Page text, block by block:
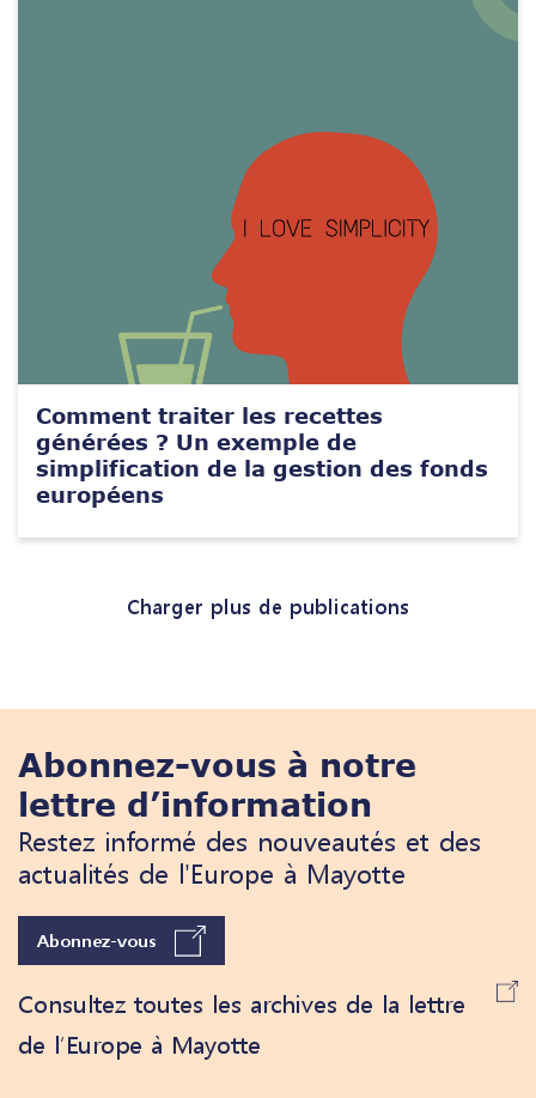
Comment traiter les recettes
générées ? Un exemple de
simplification de la gestion des fonds
européens
Charger plus de publications
Abonnez-vous à notre
lettre d’information
Restez informé des nouveautés et des
actualités de l'Europe à Mayotte
Abonnez-vous
Consultez toutes les archives de la lettre
de l’Europe à Mayotte